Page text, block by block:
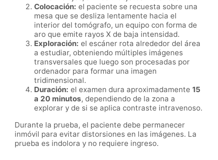
Colocación: el paciente se recuesta sobre una
mesa que se desliza lentamente hacia el
interior del tomógrafo, un equipo con forma de
aro que emite rayos X de baja intensidad.
Exploración: el escáner rota alrededor del área
a estudiar, obteniendo múltiples imágenes
transversales que luego son procesadas por
ordenador para formar una imagen
tridimensional.
Duración: el examen dura aproximadamente 15
a 20 minutos, dependiendo de la zona a
explorar y de si se aplica contraste intravenoso.
Durante la prueba, el paciente debe permanecer
inmóvil para evitar distorsiones en las imágenes. La
prueba es indolora y no requiere ingreso.